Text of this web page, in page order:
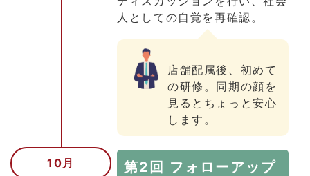
人としての自覚を再確認。
店舗配属後、初めて
の研修。同期の顔を
見るとちょっと安心
します。
10月
第2回 フォローアップ